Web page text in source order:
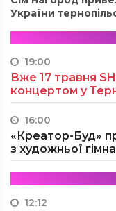
України
19:00
Вже 17 травня
концертом у
16:00
«Креатор-Буд»
з художньої
12:12